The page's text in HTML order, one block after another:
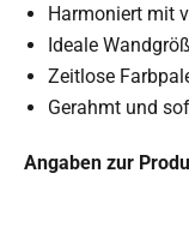
Harmoniert mit
Ideale
Zeitlose
Gerahmt und
Angaben zur